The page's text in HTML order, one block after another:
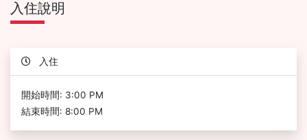
入住說明
入住
開始時間: 3:00 PM
結束時間: 8:00 PM